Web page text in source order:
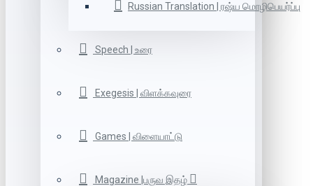
Russian Translation | ரஷ்ய மொழிபெயர்ப்பு
Speech | உரை
Exegesis | விளக்கவுரை
Games | விளையாட்டு
Magazine |பருவ இதழ்